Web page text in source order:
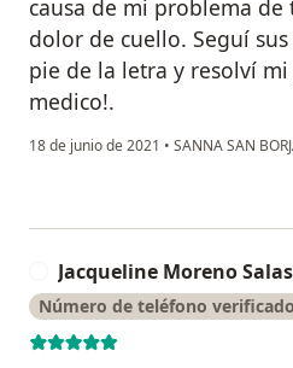
causa de mi problema
dolor de cuello. Seguí
pie de la letra y resolví
medico!.
18 de junio de 2021 • SANNA SAN
Jacqueline Moreno Salas
Número de teléfono verificado